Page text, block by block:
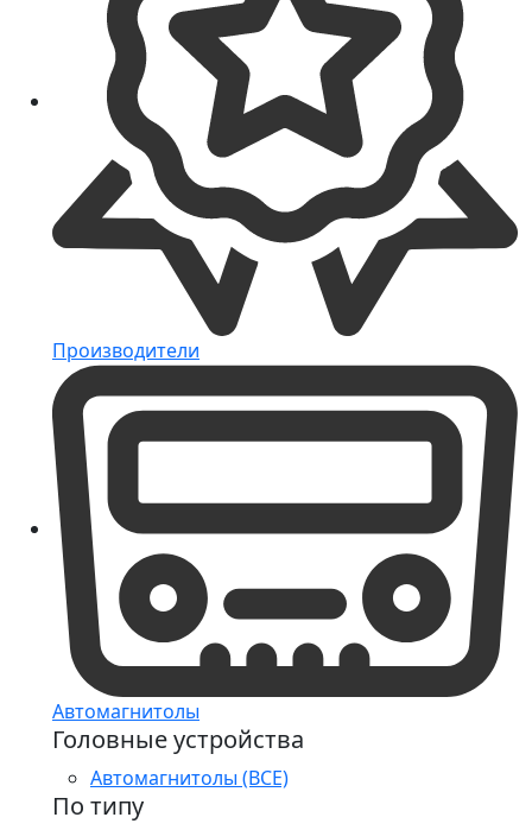
Производители
Автомагнитолы
Головные устройства
Автомагнитолы (ВСЕ)
По типу